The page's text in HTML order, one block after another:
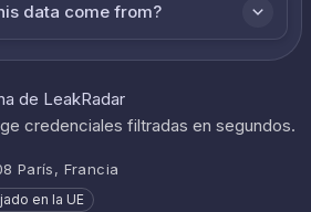
data come from?
credenciales filtradas en segundos.
París, Francia
en la UE